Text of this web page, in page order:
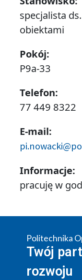
specjalista
obiektami
Pokój:
P9a-33
Telefon:
77 449 8322
E-mail:
Informacje:
pracuję w
Politechnika
Twój
rozwoju